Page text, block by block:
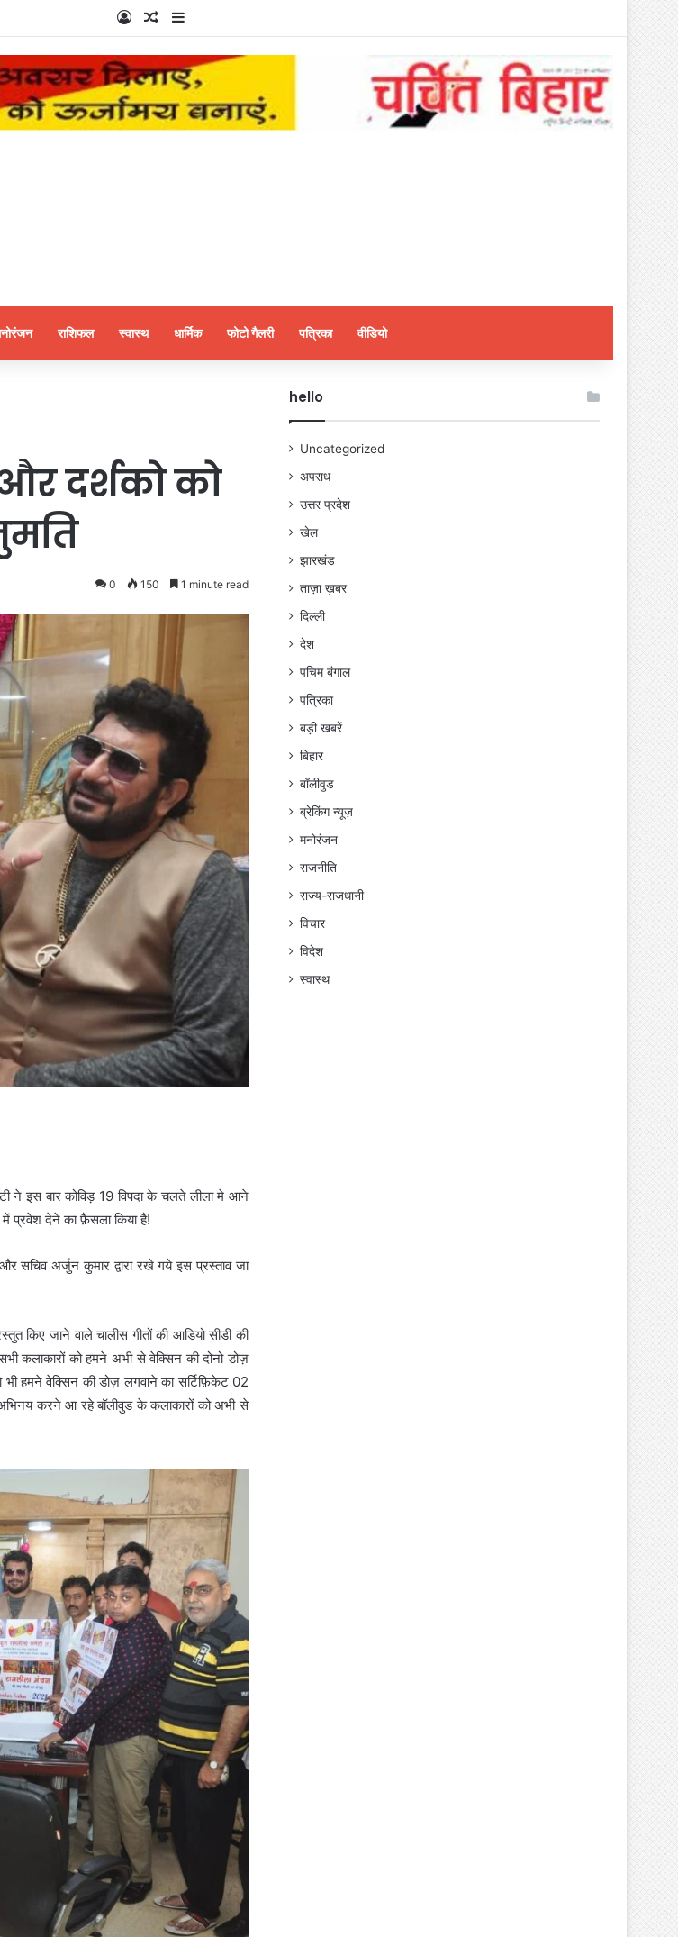
Log InRandom Article
Sidebar
राशिफल स्वास्थ धार्मिक फोटो गैलरी पत्रिका वीडियो
दर्शको को
0 150 1 minute read
ने इस बार कोविड़ 19 विपदा के चलते लीला मे आने
में प्रवेश देने का फ़ैसला किया है!
सचिव अर्जुन कुमार द्वारा रखे गये इस प्रस्ताव जा
किए जाने वाले चालीस गीतों की आडियो सीडी की
कलाकारों को हमने अभी से वेक्सिन की दोनो डोज़
हमने वेक्सिन की डोज़ लगवाने का सर्टिफ़िकेट 02
करने आ रहे बॉलीवुड के कलाकारों को अभी से
hello
Uncategorized
अपराध
उत्तर प्रदेश
खेल
झारखंड
ताज़ा ख़बर
दिल्ली
देश
पचिम बंगाल
पत्रिका
बड़ी खबरें
बिहार
बॉलीवुड
ब्रेकिंग न्यूज़
मनोरंजन
राजनीति
राज्य-राजधानी
विचार
विदेश
स्वास्थ